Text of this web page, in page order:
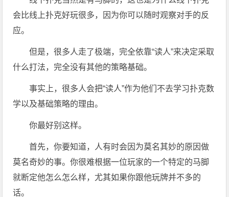
会比线上扑克好玩很多，因为你可以随时观察对手的反
应。
但是，很多人走了极端，完全依靠“读人”来决定采取
什么打法，完全没有其他的策略基础。
事实上，很多人会把“读人”作为他们不去学习扑克数
学以及基础策略的理由。
你最好别这样。
首先，你要知道，人有时会因为莫名其妙的原因做
莫名奇妙的事。你很难根据一位玩家的一个特定的马脚
就断定他怎么怎么样，尤其如果你跟他玩牌并不多的
话。